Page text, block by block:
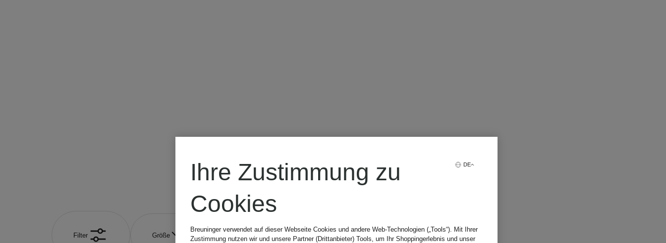
Filter Größe Marke Farbe
DE
Ihre Zustimmung zu
Cookies
Breuninger verwendet auf dieser Webseite Cookies und andere Web-Technologien („Tools“). Mit Ihrer
Zustimmung nutzen wir und unsere Partner (Drittanbieter) Tools, um Ihr Shoppingerlebnis und unser